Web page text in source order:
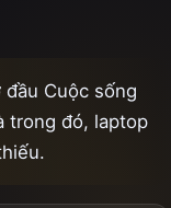
Cuộc sống
trong đó, laptop